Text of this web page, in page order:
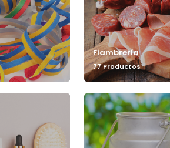
Fiambrería
77 Productos